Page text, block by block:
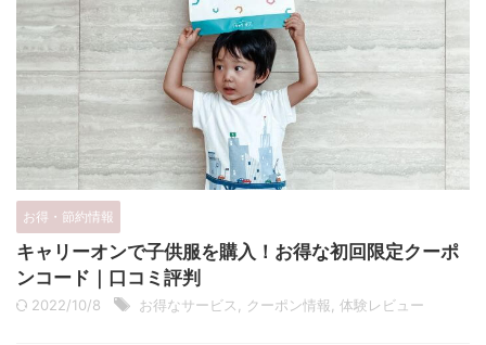
お得・節約情報
キャリーオンで子供服を購入！お得な初回限定クーポ
ンコード｜口コミ評判
2022/10/8 お得なサービス, クーポン情報, 体験レビュー